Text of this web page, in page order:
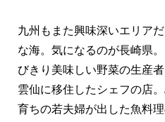
九州もまた興味深いエリア
な海。気になるのが長崎県。
びきり美味しい野菜の生産
雲仙に移住したシェフの店
育ちの若夫婦が出した魚料